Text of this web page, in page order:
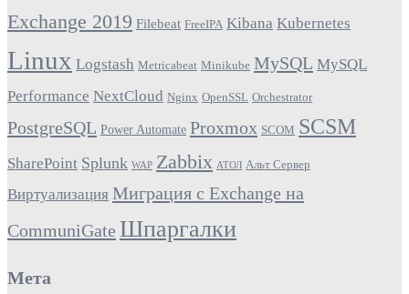
Exchange 2019 Filebeat FreeIPA Kibana Kubernetes
Linux Logstash Metricabeat Minikube MySQL MySQL
Performance NextCloud Nginx OpenSSL Orchestrator
PostgreSQL Power Automate Proxmox SCOM SCSM
SharePoint Splunk WAP Zabbix АТОЛ Альт Сервер
Виртуализация Миграция с Exchange на
CommuniGate Шпаргалки
Мета